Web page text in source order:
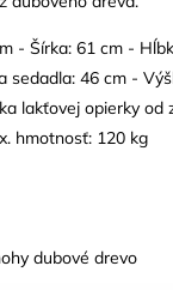
- Šírka: 61 cm -
sedadla: 46 cm -
lakťovej opierky
hmotnosť: 120 kg
dubové drevo